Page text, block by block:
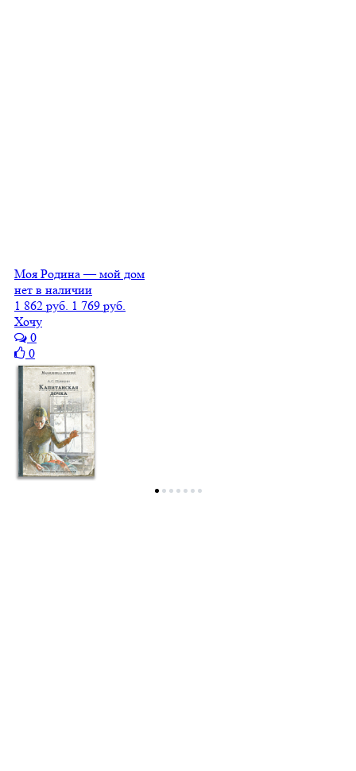
Моя Родина — мой дом
нет в наличии
1 862 руб. 1 769 руб.
Хочу
0
0